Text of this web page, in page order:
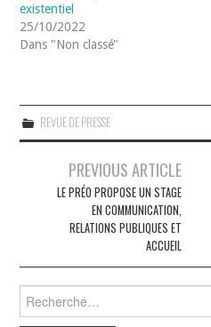
existentiel
25/10/2022
Dans "Non classé"
REVUE DE PRESSE
Navigation
articles
PREVIOUS ARTICLE
LE PRÉO PROPOSE UN STAGE
EN COMMUNICATION,
RELATIONS PUBLIQUES ET
ACCUEIL